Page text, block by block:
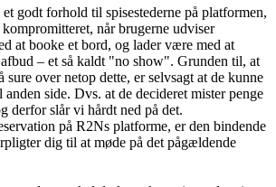
godt forhold til spisestederne på platformen,
når brugerne udviser
at booke et bord, og lader være med at
– et så kaldt "no show". Grunden til, at
sure over netop dette, er selvsagt at de kunne
side. Dvs. at de decideret mister penge
derfor slår vi hårdt ned på det.
på R2Ns platforme, er den bindende
dig til at møde på det pågældende